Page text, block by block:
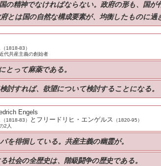
の精神でなければならない。政府の形も、国
とは国の自然な構成要素が、均衡したものに過
（1818-83）
代共産主義の創始者
って麻薬である。
討すれば、欲望について検討することになる。
Engels
（1818-83） とフリードリヒ・エンゲルス （1820-95）
2人
を徘徊している。共産主義の幽霊が。
社会の全歴史は、階級闘争の歴史である。